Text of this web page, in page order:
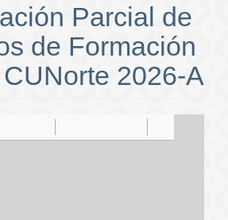
Parcial de
de Formación
2026-A